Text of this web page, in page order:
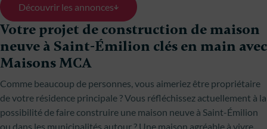
Découvrir les annonces
Votre projet de construction de maison
neuve à Saint-Émilion clés en main avec
Maisons MCA
Comme beaucoup de personnes, vous aimeriez être propriétaire
de votre résidence principale ? Vous réfléchissez actuellement à la
possibilité de faire construire une maison neuve à Saint-Émilion
ou dans les municipalités autour ? Une maison agréable à vivre,